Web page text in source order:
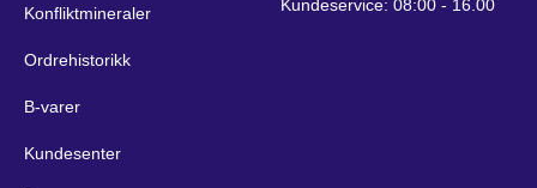
Konfliktmineraler
Ordrehistorikk
B-varer
Kundesenter
Kundeservice: 08:00 - 16.00